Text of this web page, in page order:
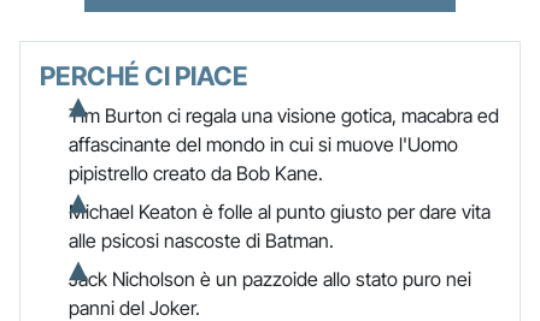
PERCHÉ CI PIACE
Tim Burton ci regala una visione gotica, macabra ed
affascinante del mondo in cui si muove l'Uomo
pipistrello creato da Bob Kane.
Michael Keaton è folle al punto giusto per dare vita
alle psicosi nascoste di Batman.
Jack Nicholson è un pazzoide allo stato puro nei
panni del Joker.